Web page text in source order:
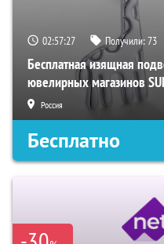
02:57:27 Получили:73
Бесплатная изящная
ювелирных магазинов
Россия
Бесплатно